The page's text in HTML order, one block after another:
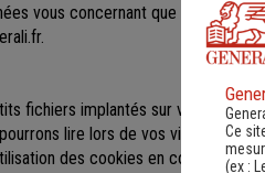
vous concernant que vous
fichiers implantés sur votre
lire lors de vos visites
des cookies en configurant
Ce
(ex :